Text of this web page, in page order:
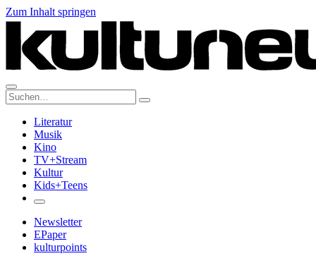
Zum Inhalt springen
Suche:
Literatur
Musik
Kino
TV+Stream
Kultur
Kids+Teens
Newsletter
EPaper
kulturpoints